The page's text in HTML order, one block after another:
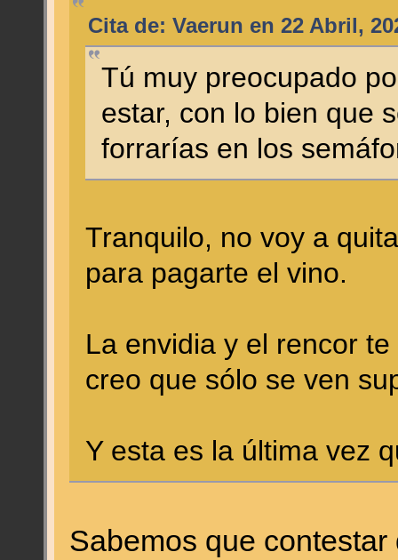
Cita de: Vaerun en 22 Abril,
Tú muy preocupado
estar, con lo bien que
forrarías en los
Tranquilo, no voy a
para pagarte el vino.
La envidia y el rencor
creo que sólo se ven
Y esta es la última vez
Sabemos que